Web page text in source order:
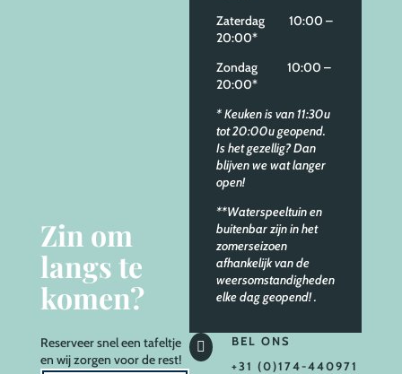
Zin om
langs te
komen?
Reserveersnel een tafeltje
en wij zorgen voor de rest!
Zaterdag 10:00 –
20:00*
Zondag 10:00 –
20:00*
* Keuken is van 11:30u
tot 20:00u geopend.
Is het gezellig? Dan
blijven we wat langer
open!
**Waterspeeltuin en
buitenbar zijn in het
zomerseizoen
afhankelijk van de
weersomstandigheden
elke dag geopend!.

BEL ONS
+31 (0)174-440971